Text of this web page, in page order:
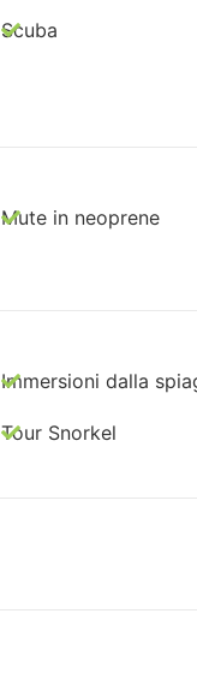
Scuba
Mute in neoprene
Immersioni dalla
Tour Snorkel